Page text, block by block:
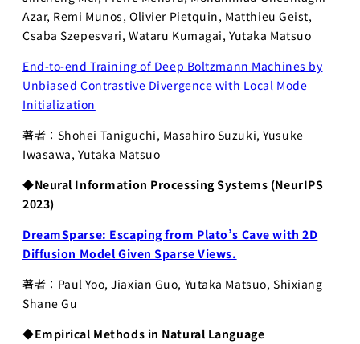
AI 基礎編
Physical
応用編1
Physical AI
2
Web工学
基礎プロ
ジェクト
Web工学とビ
ジネスモデル
AI起業サ
グラム
Azar, Remi Munos, Olivier Pietquin, Matthieu Geist,
Csaba Szepesvari, Wataru Kumagai, Yutaka Matsuo
End-to-end Training of Deep Boltzmann Machines by
Unbiased Contrastive Divergence with Local Mode
Initialization
著者：Shohei Taniguchi, Masahiro Suzuki, Yusuke
Iwasawa, Yutaka Matsuo
◆Neural Information Processing Systems (NeurIPS
2023)
DreamSparse: Escaping from Plato’s Cave with 2D
Diffusion Model Given Sparse Views.
著者：Paul Yoo, Jiaxian Guo, Yutaka Matsuo, Shixiang
Shane Gu
◆Empirical Methods in Natural Language